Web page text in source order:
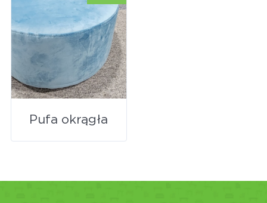
Pufa okrągła